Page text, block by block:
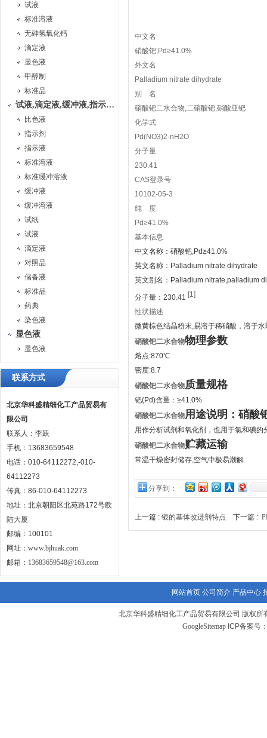
试液
标准溶液
无砷氢氧化钙
滴定液
显色液
甲醇制
标准品
试液,滴定液,缓冲液,指示液,试纸
比色液
指示剂
指示液
标准溶液
标准缓冲溶液
缓冲液
缓冲溶液
试纸
试液
滴定液
对照品
储备液
标准品
药典
染色液
显色液
显色液
联系方式
北京华科盛精细化工产品贸易有
限公司
联系人：李跃
手机：13683659548
电话：010-64112272,-010-
64112273
传真：86-010-64112273
地址：北京朝阳区北苑路172号欧
陆大厦
邮编：100101
网址： www.bjhuak.com
邮箱： 13683659548@163.com
中文名
硝酸钯,Pd≥41.0%
外文名
Palladium nitrate dihydrate
别 名
硝酸钯二水合物,二硝酸钯,硝酸亚钯
化学式
Pd(NO3)2·nH2O
分子量
230.41
CAS登录号
10102-05-3
纯 度
Pd≥41.0%
基本信息
中文名称：硝酸钯,Pd≥41.0%
英文名称：Palladium nitrate dihydrate
英文别名：Palladium nitrate,palladium
分子量：230.41 [1]
性状描述
微黄棕色结晶粉末,易溶于稀硝酸，溶于
硝酸钯二水合物物理参数
熔点:870℃
密度:8.7
硝酸钯二水合物质量规格
钯(Pd)含量：≥41.0%
硝酸钯二水合物用途说明：硝酸
用作分析试剂和氧化剂，也用于氯和碘
硝酸钯二水合物贮藏运输
常温干燥密封储存,空气中极易潮解
分享到：
上一篇 : 银的基体改进剂特点 下一篇 :
网站首页 公司简介 产品中心
北京华科盛精细化工产品贸易有限公司 版权所
GoogleSitemap ICP备案号